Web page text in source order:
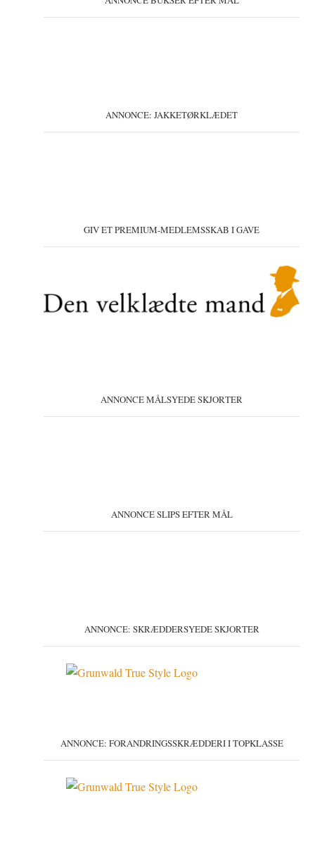
ANNONCE: JAKKETØRKLÆDET
GIV ET PREMIUM-MEDLEMSSKAB I GAVE
ANNONCE MÅLSYEDE SKJORTER
ANNONCE SLIPS EFTER MÅL
ANNONCE: SKRÆDDERSYEDE SKJORTER
ANNONCE: FORANDRINGSSKRÆDDERI I TOPKLASSE